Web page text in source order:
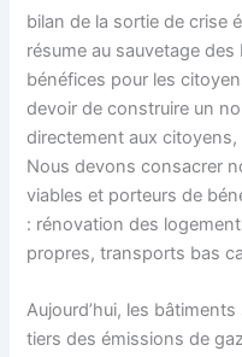
bilan de la sortie de crise
résume au sauvetage
bénéfices pour les
devoir de construire un
directement aux
Nous devons consacrer
viables et porteurs de
: rénovation des
propres, transports bas
Aujourd’hui, les
tiers des émissions de